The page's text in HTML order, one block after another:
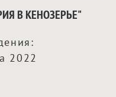
В КЕНОЗЕРЬЕ"
2022